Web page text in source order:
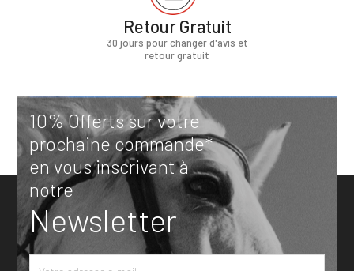
Retour Gratuit
30 jours pour changer d'avis et
retour gratuit
10% Offerts sur votre
prochaine commande*
en vous inscrivant à
notre
Newsletter